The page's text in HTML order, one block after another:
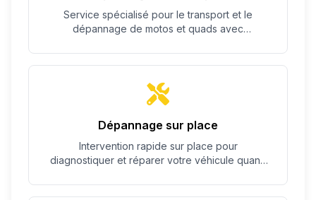
Service spécialisé pour le transport et le
dépannage de motos et quads avec
Dépannage sur place
Intervention rapide sur place pour
diagnostiquer et réparer votre véhicule quand